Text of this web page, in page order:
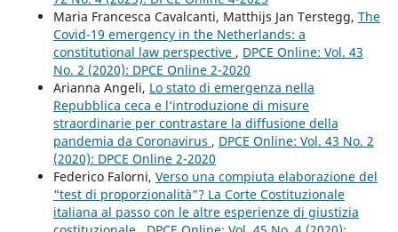
Maria Francesca Cavalcanti, Matthijs Jan Terstegg, The
Covid-19 emergency in the Netherlands: a
constitutional law perspective , DPCE Online: Vol. 43
No. 2 (2020): DPCE Online 2-2020
Arianna Angeli, Lo stato di emergenza nella
Repubblica ceca e l’introduzione di misure
straordinarie per contrastare la diffusione della
pandemia da Coronavirus , DPCE Online: Vol. 43 No. 2
(2020): DPCE Online 2-2020
Federico Falorni, Verso una compiuta elaborazione del
“test di proporzionalità”? La Corte Costituzionale
italiana al passo con le altre esperienze di giustizia